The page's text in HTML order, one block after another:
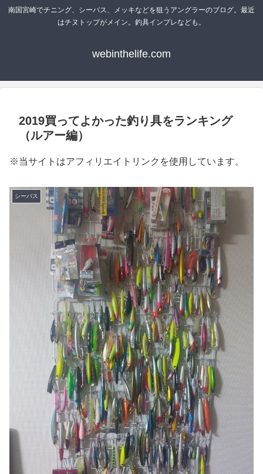
南国宮崎でチニング、シーバス、メッキなどを狙うアングラーのブログ。最近
はチヌトップがメイン。釣具インプレなども。
webinthelife.com
2019買ってよかった釣り具をランキング
（ルアー編）
※当サイトはアフィリエイトリンクを使用しています。
シーバス